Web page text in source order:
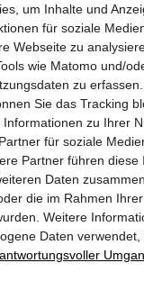
um Inhalte und
für soziale
Webseite zu
wie Matomo und/
zu
Sie das Tracking
zu Ihrer
für soziale
Partner führen diese
Daten
die im Rahmen
Weitere
Daten
Partner ZT OG
& architects
A-8010 Graz
67
40 33
partner.at